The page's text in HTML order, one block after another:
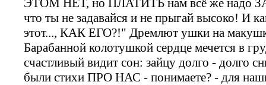
что ты не задавайся и не прыгай высоко! И
этот..., КАК ЕГО?!" Дремлют ушки на
Барабанной колотушкой сердце мечется в
счастливый видит сон: зайцу долго - долго
были стихи ПРО НАС - понимаете? - для